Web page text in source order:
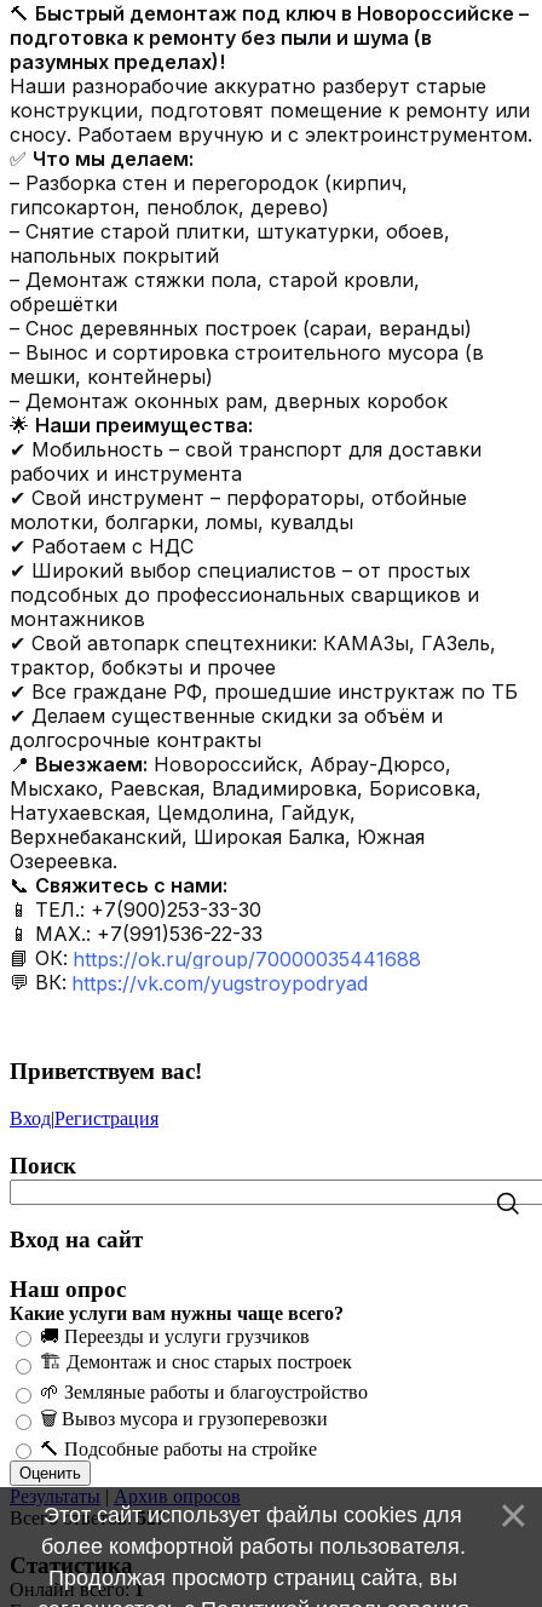
🔨 Быстрый демонтаж под ключ в Новороссийске –
подготовка к ремонту без пыли и шума (в
разумных пределах)!
Наши разнорабочие аккуратно разберут старые
конструкции, подготовят помещение к ремонту или
сносу. Работаем вручную и с электроинструментом.
✅ Что мы делаем:
– Разборка стен и перегородок (кирпич,
гипсокартон, пеноблок, дерево)
– Снятие старой плитки, штукатурки, обоев,
напольных покрытий
– Демонтаж стяжки пола, старой кровли,
обрешётки
– Снос деревянных построек (сараи, веранды)
– Вынос и сортировка строительного мусора (в
мешки, контейнеры)
– Демонтаж оконных рам, дверных коробок
🌟 Наши преимущества:
✔ Мобильность – свой транспорт для доставки
рабочих и инструмента
✔ Свой инструмент – перфораторы, отбойные
молотки, болгарки, ломы, кувалды
✔ Работаем с НДС
✔ Широкий выбор специалистов – от простых
подсобных до профессиональных сварщиков и
монтажников
✔ Свой автопарк спецтехники: КАМАЗы, ГАЗель,
трактор, бобкэты и прочее
✔ Все граждане РФ, прошедшие инструктаж по ТБ
✔ Делаем существенные скидки за объём и
долгосрочные контракты
📍 Выезжаем: Новороссийск, Абрау-Дюрсо,
Мысхако, Раевская, Владимировка, Борисовка,
Натухаевская, Цемдолина, Гайдук,
Верхнебаканский, Широкая Балка, Южная
Озереевка.
📞 Свяжитесь с нами:
📱 ТЕЛ.: +7(900)253-33-30
📱 МАХ.: +7(991)536-22-33
📘 ОК: https://ok.ru/group/70000035441688
💬 ВК: https://vk.com/yugstroypodryad
Приветствуем вас!
Вход|Регистрация
Поиск
Вход на сайт
Наш опрос
Какие услуги вам нужны чаще всего?
🚚 Переезды и услуги грузчиков
🏗️ Демонтаж и снос старых построек
🌱 Земляные работы и благоустройство
🗑️ Вывоз мусора и грузоперевозки
🔨 Подсобные работы на стройке
Результаты | Архив опросов
Всего ответов:527
Статистика
Онлайн всего:1
Этот сайт использует файлы cookies для
более комфортной работы пользователя.
Продолжая просмотр страниц сайта, вы